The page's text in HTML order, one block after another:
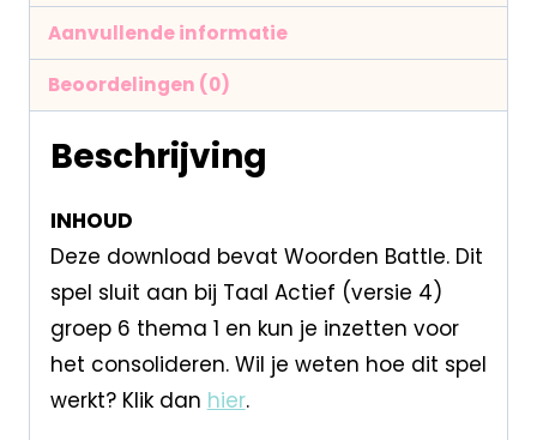
Aanvullende informatie
Beoordelingen (0)
Beschrijving
INHOUD
Deze download bevat Woorden Battle. Dit
spel sluit aan bij Taal Actief (versie 4)
groep 6 thema 1 en kun je inzetten voor
het consolideren. Wil je weten hoe dit spel
werkt? Klik dan hier.